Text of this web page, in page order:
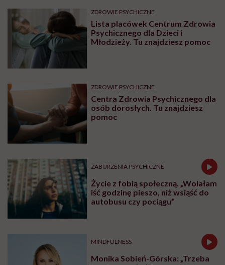
ZDROWIE PSYCHICZNE
Lista placówek Centrum Zdrowia
Psychicznego dla Dzieci i
Młodzieży. Tu znajdziesz pomoc
ZDROWIE PSYCHICZNE
Centra Zdrowia Psychicznego dla
osób dorosłych. Tu znajdziesz
pomoc
ZABURZENIA PSYCHICZNE
Życie z fobią społeczną. „Wolałam
iść godzinę pieszo, niż wsiąść do
autobusu czy pociągu”
MINDFULNESS
Monika Sobień-Górska: „Trzeba